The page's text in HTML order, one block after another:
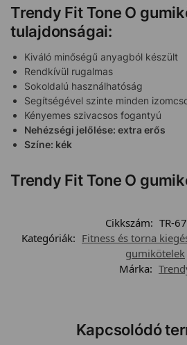
Trendy Fit Tone O
tulajdonságai:
Kiváló minőségű anyagból készült
Rendkívül rugalmas
Sokoldalú használhatóság
Segítségével szinte minden
Kényemes szivacsos fogantyú
Nehézségi jelőlése: extra erős
Színe: kék
Trendy Fit Tone O
Cikkszám: TR-
Kategóriák: Fitness és torna
gumikötelek
Márka:
Kapcsolódó